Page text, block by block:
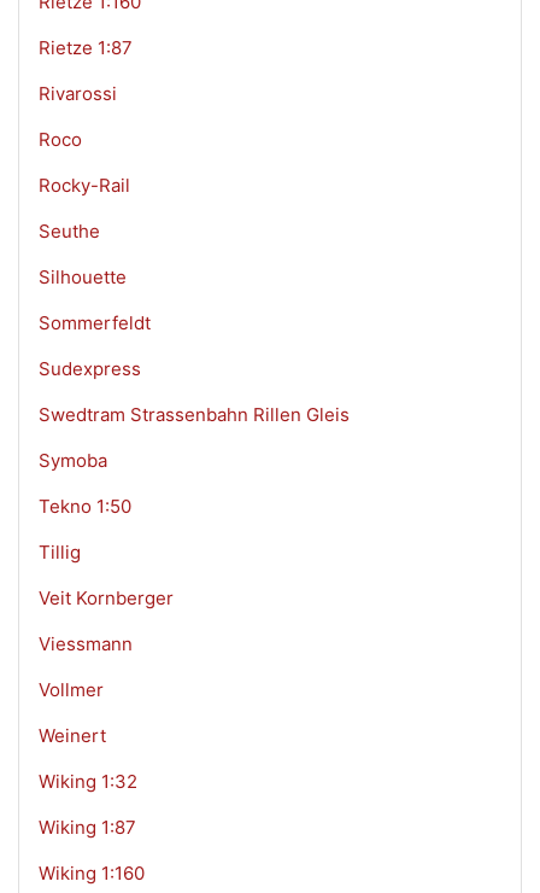
Rietze 1:87
Rivarossi
Roco
Rocky-Rail
Seuthe
Silhouette
Sommerfeldt
Sudexpress
Swedtram Strassenbahn Rillen Gleis
Symoba
Tekno 1:50
Tillig
Veit Kornberger
Viessmann
Vollmer
Weinert
Wiking 1:32
Wiking 1:87
Wiking 1:160